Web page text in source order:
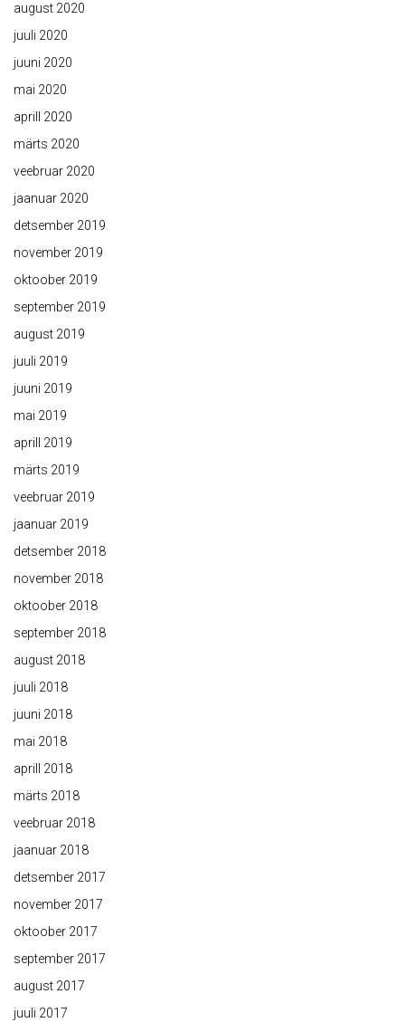
august 2020
juuli 2020
juuni 2020
mai 2020
aprill 2020
märts 2020
veebruar 2020
jaanuar 2020
detsember 2019
november 2019
oktoober 2019
september 2019
august 2019
juuli 2019
juuni 2019
mai 2019
aprill 2019
märts 2019
veebruar 2019
jaanuar 2019
detsember 2018
november 2018
oktoober 2018
september 2018
august 2018
juuli 2018
juuni 2018
mai 2018
aprill 2018
märts 2018
veebruar 2018
jaanuar 2018
detsember 2017
november 2017
oktoober 2017
september 2017
august 2017
juuli 2017